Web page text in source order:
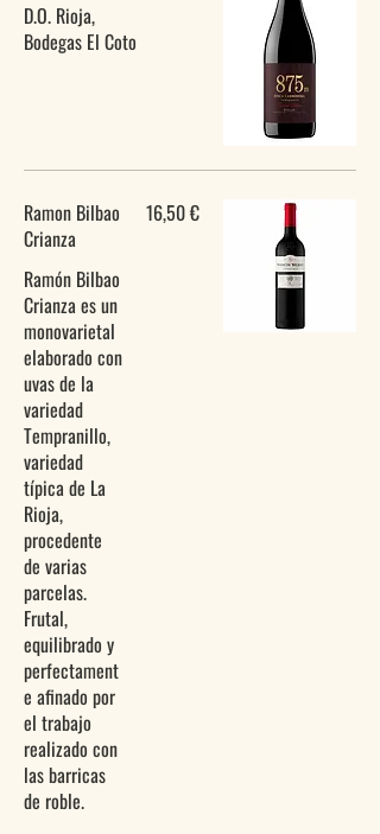
D.O. Rioja,
Bodegas El Coto
Ramon Bilbao
Crianza
Ramón Bilbao
Crianza es un
monovarietal
elaborado con
uvas de la
variedad
Tempranillo,
variedad
típica de La
Rioja,
procedente
de varias
parcelas.
Frutal,
equilibrado y
perfectament
e afinado por
el trabajo
realizado con
las barricas
16,50 €